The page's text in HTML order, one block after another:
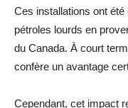
Ces installations ont été
pétroles lourds en
du Canada. À court
confère un avantage
Cependant, cet impact